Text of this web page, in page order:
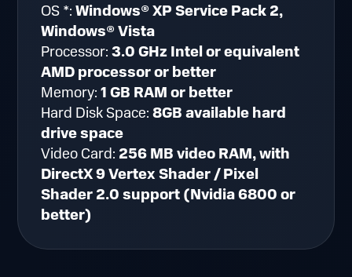
OS *:Windows® XP Service Pack 2,
Windows® Vista
Processor:3.0 GHz Intel or equivalent
AMD processor or better
Memory:1 GB RAM or better
Hard Disk Space:8GB available hard
drive space
Video Card: 256 MB video RAM, with
DirectX 9 Vertex Shader / Pixel
Shader 2.0 support (Nvidia 6800 or
better)